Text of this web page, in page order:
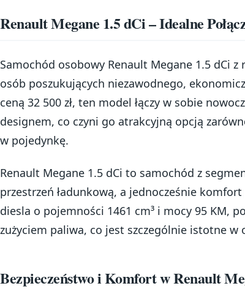
Renault Megane 1.5 dCi – Idealne
Samochód osobowy Renault Megane 1.5 dCi
osób poszukujących niezawodnego,
ceną 32 500 zł, ten model łączy w sobie
designem, co czyni go atrakcyjną opcją
w pojedynkę.
Renault Megane 1.5 dCi to samochód z
przestrzeń ładunkową, a jednocześnie
diesla o pojemności 1461 cm³ i mocy 95 KM,
zużyciem paliwa, co jest szczególnie istotne w
Bezpieczeństwo i Komfort w Renault